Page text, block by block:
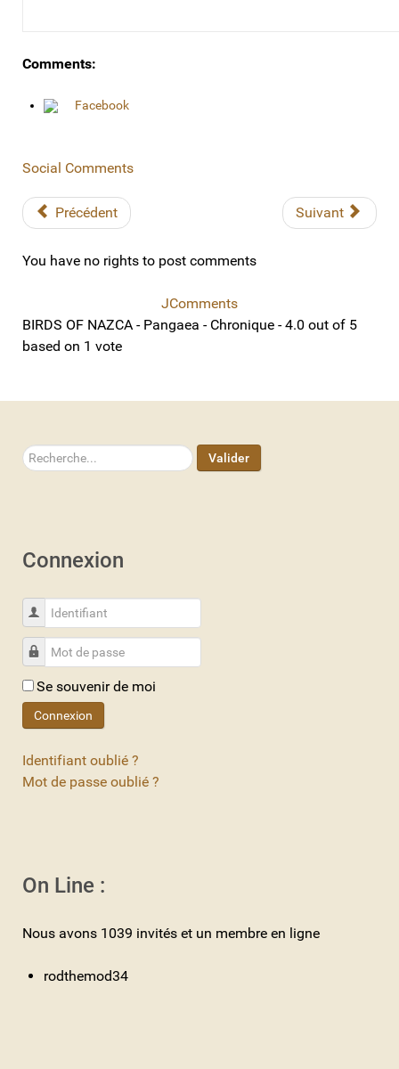
Comments:
Facebook
Social Comments
Précédent Suivant
You have no rights to post comments
JComments
BIRDS OF NAZCA - Pangaea - Chronique -4.0 out of 5
based on 1 vote
Rechercher Valider
Connexion
Identifiant
Mot de passe
Se souvenir de moi
Connexion
Identifiant oublié ?
Mot de passe oublié ?
On Line :
Nous avons 1039 invités et un membre en ligne
rodthemod34